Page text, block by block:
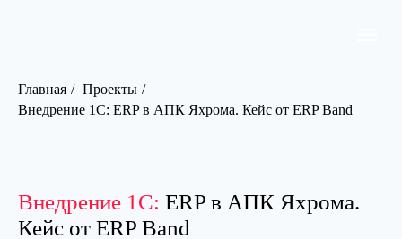
Главная / Проекты /
Внедрение 1С: ERP в АПК Яхрома. Кейс от ERP Band
Внедрение 1С: ERP в АПК Яхрома.
Кейс от ERP Band